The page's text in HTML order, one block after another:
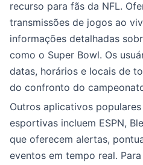
recurso para fãs da NFL.
transmissões de jogos ao
informações detalhadas
como o Super Bowl. Os
datas, horários e locais de
do confronto do
Outros aplicativos
esportivas incluem ESPN,
que oferecem alertas,
eventos em tempo real.